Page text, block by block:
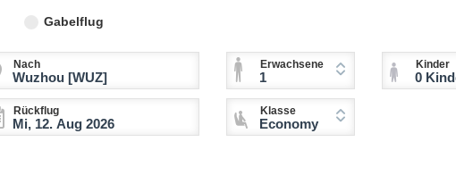
Gabelflug
Nach
Rückflug
Erwachsene
1
Kinder
0 Kinder (2-11
Klasse
Economy